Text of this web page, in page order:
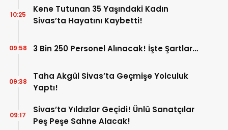
Kene Tutunan 35 Yaşındaki Kadın
Sivas’ta Hayatını Kaybetti!
10:25
3 Bin 250 Personel Alınacak! İşte Şartlar…
09:58
Taha Akgül Sivas’ta Geçmişe Yolculuk
Yaptı!
09:38
Sivas’ta Yıldızlar Geçidi! Ünlü Sanatçılar
Peş Peşe Sahne Alacak!
09:17